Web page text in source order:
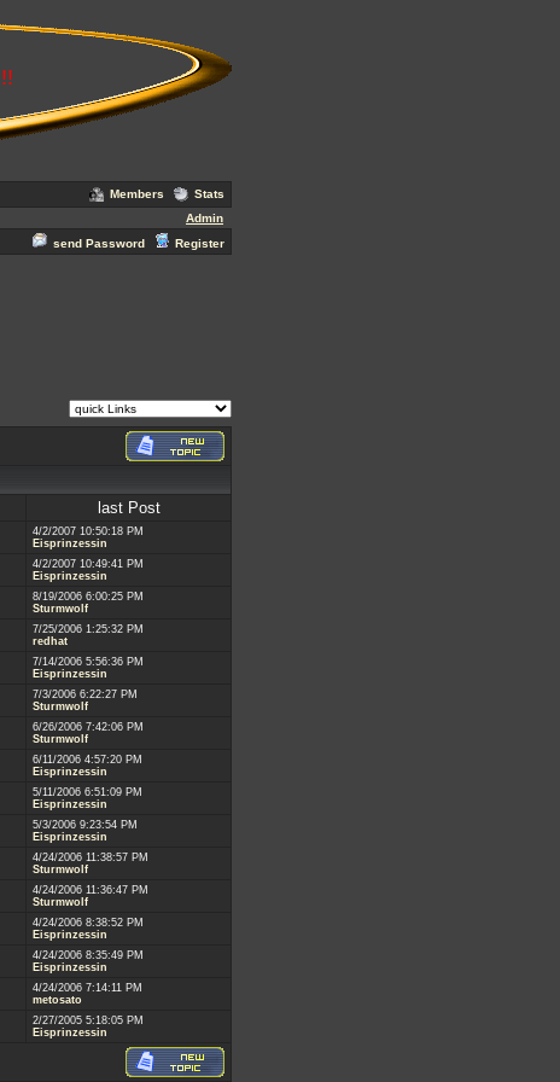
!!
Members
Stats
Admin
send Password Register
last Post
4/2/2007 10:50:18 PM
Eisprinzessin
4/2/2007 10:49:41 PM
Eisprinzessin
8/19/2006 6:00:25 PM
Sturmwolf
7/25/2006 1:25:32 PM
redhat
7/14/2006 5:56:36 PM
Eisprinzessin
7/3/2006 6:22:27 PM
Sturmwolf
6/26/2006 7:42:06 PM
Sturmwolf
6/11/2006 4:57:20 PM
Eisprinzessin
5/11/2006 6:51:09 PM
Eisprinzessin
5/3/2006 9:23:54 PM
Eisprinzessin
4/24/2006 11:38:57 PM
Sturmwolf
4/24/2006 11:36:47 PM
Sturmwolf
4/24/2006 8:38:52 PM
Eisprinzessin
4/24/2006 8:35:49 PM
Eisprinzessin
4/24/2006 7:14:11 PM
metosato
2/27/2005 5:18:05 PM
Eisprinzessin